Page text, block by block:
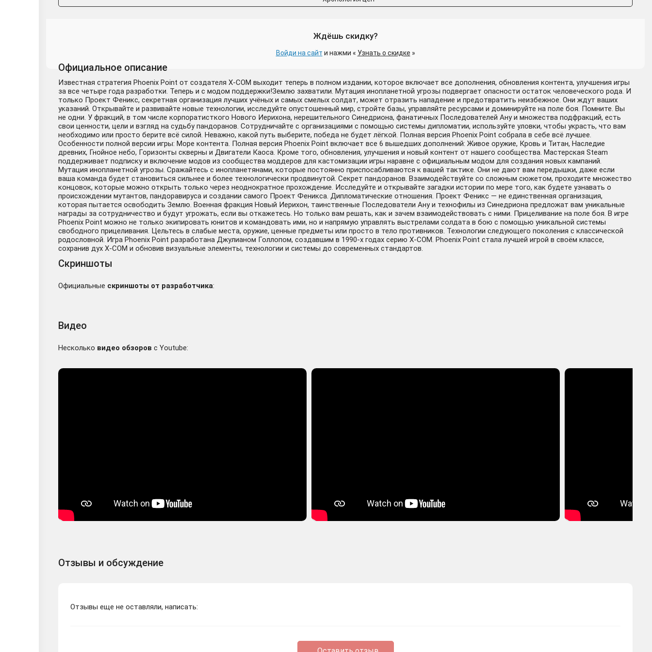
Ждёшь скидку?
Войди на сайт и нажми « Узнать о скидке »
Официальное описание
Известная стратегия Phoenix Point от создателя X-COM выходит теперь в полном издании, которое включает все дополнения, обновления контента, улучшения игры
за все четыре года разработки. Теперь и с модом поддержки!Землю захватили. Мутация инопланетной угрозы подвергает опасности остаток человеческого рода. И
только Проект Феникс, секретная организация лучших учёных и самых смелых солдат, может отразить нападение и предотвратить неизбежное. Они ждут ваших
указаний. Открывайте и развивайте новые технологии, исследуйте опустошенный мир, стройте базы, управляйте ресурсами и доминируйте на поле боя. Помните. Вы
не одни. У фракций, в том числе корпоратисткого Нового Иерихона, нерешительного Синедриона, фанатичных Последователей Ану и множества подфракций, есть
свои ценности, цели и взгляд на судьбу пандоранов. Сотрудничайте с организациями с помощью системы дипломатии, используйте уловки, чтобы украсть, что вам
необходимо или просто берите всё силой. Неважно, какой путь выберите, победа не будет лёгкой. Полная версия Phoenix Point собрала в себе всё лучшее.
Особенности полной версии игры: Море контента. Полная версия Phoenix Point включает все 6 вышедших дополнений: Живое оружие, Кровь и Титан, Наследие
древних, Гнойное небо, Горизонты скверны и Двигатели Каоса. Кроме того, обновления, улучшения и новый контент от нашего сообщества. Мастерская Steam
поддерживает подписку и включение модов из сообщества моддеров для кастомизации игры наравне с официальным модом для создания новых кампаний.
Мутация инопланетной угрозы. Сражайтесь с инопланетянами, которые постоянно приспосабливаются к вашей тактике. Они не дают вам передышки, даже если
ваша команда будет становиться сильнее и более технологически продвинутой. Секрет пандоранов. Взаимодействуйте со сложным сюжетом, проходите множество
концовок, которые можно открыть только через неоднократное прохождение. Исследуйте и открывайте загадки истории по мере того, как будете узнавать о
происхождении мутантов, пандоравируса и создании самого Проект Феникса. Дипломатические отношения. Проект Феникс — не единственная организация,
которая пытается освободить Землю. Военная фракция Новый Иерихон, таинственные Последователи Ану и технофилы из Синедриона предложат вам уникальные
награды за сотрудничество и будут угрожать, если вы откажетесь. Но только вам решать, как и зачем взаимодействовать с ними. Прицеливание на поле боя. В игре
Phoenix Point можно не только экипировать юнитов и командовать ими, но и напрямую управлять выстрелами солдата в бою с помощью уникальной системы
свободного прицеливания. Цельтесь в слабые места, оружие, ценные предметы или просто в тело противников. Технологии следующего поколения с классической
родословной. Игра Phoenix Point разработана Джулианом Голлопом, создавшим в 1990-х годах серию X-COM. Phoenix Point стала лучшей игрой в своём классе,
сохранив дух X-COM и обновив визуальные элементы, технологии и системы до современных стандартов.
Скриншоты
Официальные скриншоты от разработчика:
Видео
Несколько видео обзоров с Youtube:
Отзывы и обсуждение
Отзывы еще не оставляли, написать: